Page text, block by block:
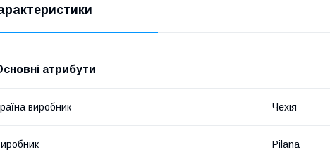
атрибути
виробник Чехія
Pilana